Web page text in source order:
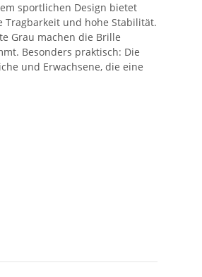
sportlichen Design bietet
Tragbarkeit und hohe Stabilität.
Grau machen die Brille
Besonders praktisch: Die
und Erwachsene, die eine